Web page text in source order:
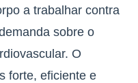
a trabalhar contra
sobre o
O
forte, eficiente e